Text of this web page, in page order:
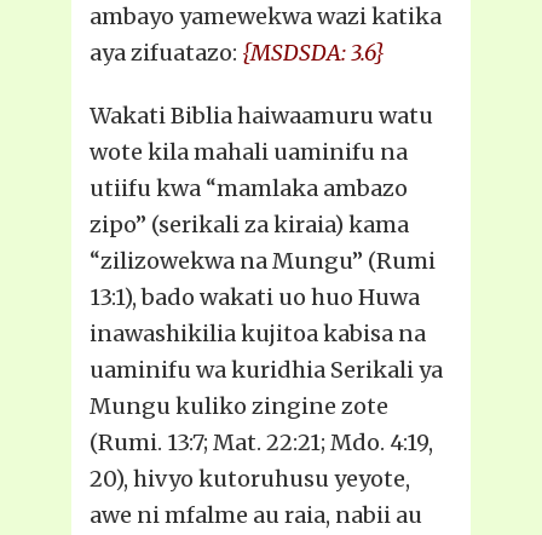
ambayo yamewekwa wazi katika
aya zifuatazo: {MSDSDA: 3.6}
Wakati Biblia haiwaamuru watu
wote kila mahali uaminifu na
utiifu kwa “mamlaka ambazo
zipo” (serikali za kiraia) kama
“zilizowekwa na Mungu” (Rumi
13:1), bado wakati uo huo Huwa
inawashikilia kujitoa kabisa na
uaminifu wa kuridhia Serikali ya
Mungu kuliko zingine zote
(Rumi. 13:7; Mat. 22:21; Mdo. 4:19,
20), hivyo kutoruhusu yeyote,
awe ni mfalme au raia, nabii au